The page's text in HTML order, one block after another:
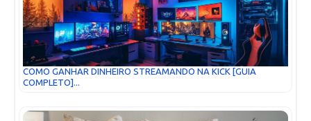
COMO GANHAR DINHEIRO STREAMANDO NA KICK [GUIA
COMPLETO]...